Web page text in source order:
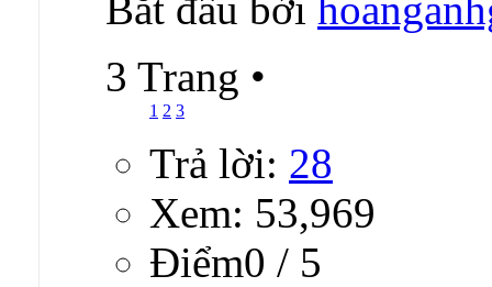
3 Trang •
1 2 3
Trả lời: 28
Xem: 53,969
Ðiểm0 / 5